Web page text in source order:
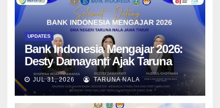
UPDATES
Bank Indonesia Mengajar 2026:
Desty Damayanti Ajak Taruna
SMAN Taruna Nala Jawa Timur
Menjadi Generasi Pemimpin
Berwawasan Global
JUL 31, 2026 TARUNA NALA